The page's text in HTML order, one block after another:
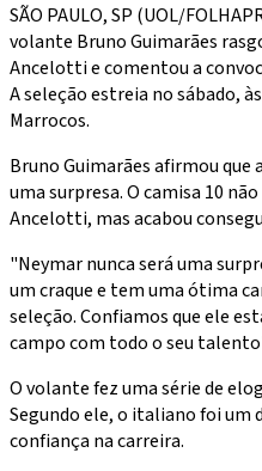
SÃO PAULO, SP (UOL/
volante Bruno Guimarães
Ancelotti e comentou a
A seleção estreia no sábado,
Marrocos.
Bruno Guimarães afirmou que
uma surpresa. O camisa 10
Ancelotti, mas acabou
"Neymar nunca será uma
um craque e tem uma ótima
seleção. Confiamos que ele
campo com todo o seu
O volante fez uma série de
Segundo ele, o italiano foi um
confiança na carreira.